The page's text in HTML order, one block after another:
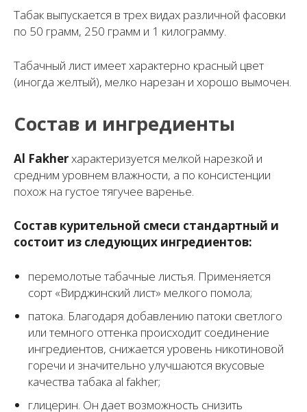
Табак выпускается в трех видах различной фасовки
по 50 грамм, 250 грамм и 1 килограмму.
Табачный лист имеет характерно красный цвет
(иногда желтый), мелко нарезан и хорошо вымочен.
Состав и ингредиенты
Al Fakherхарактеризуется мелкой нарезкой и
средним уровнем влажности, а по консистенции
похож на густое тягучее варенье.
Состав курительной смеси стандартный и
состоит из следующих ингредиентов:
перемолотые табачные листья. Применяется
сорт «Вирджинский лист» мелкого помола;
патока. Благодаря добавлению патоки светлого
или темного оттенка происходит соединение
ингредиентов, снижается уровень никотиновой
горечи и значительно улучшаются вкусовые
качества табака al fakher;
глицерин. Он дает возможность снизить